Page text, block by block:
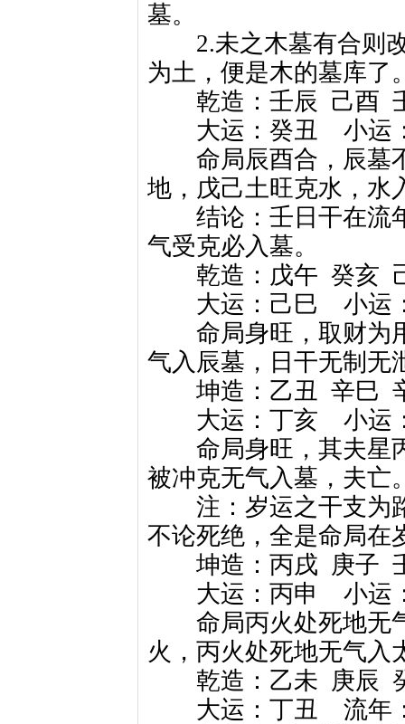
墓。
2.未之木墓有合则改
为土，便是木的墓库了
乾造：壬辰 己酉
大运：癸丑
小运
命局辰酉合，辰墓不
地，戊己土旺克水，水
结论：壬日干在流年
气受克必入墓。
乾造：戊午 癸亥
大运：己巳
小运
命局身旺，取财为用
气入辰墓，日干无制无
坤造：乙丑 辛巳
大运：丁亥
小运
命局身旺，其夫星丙
被冲克无气入墓，夫亡
注：岁运之干支为路
不论死绝，全是命局在
坤造：丙戌 庚子
大运：丙申
小运
命局丙火处死地无
火，丙火处死地无气入
乾造：乙未 庚辰
大运：丁丑
流年